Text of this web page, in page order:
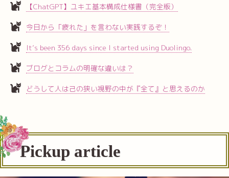
【ChatGPT】ユキエ基本構成仕様書（完全版）
今日から「疲れた」を言わない実践するぞ！
It’s been 356 days since I started using Duolingo.
ブログとコラムの明確な違いは？
どうして人は己の狭い視野の中が『全て』と思えるのか
Pickup article